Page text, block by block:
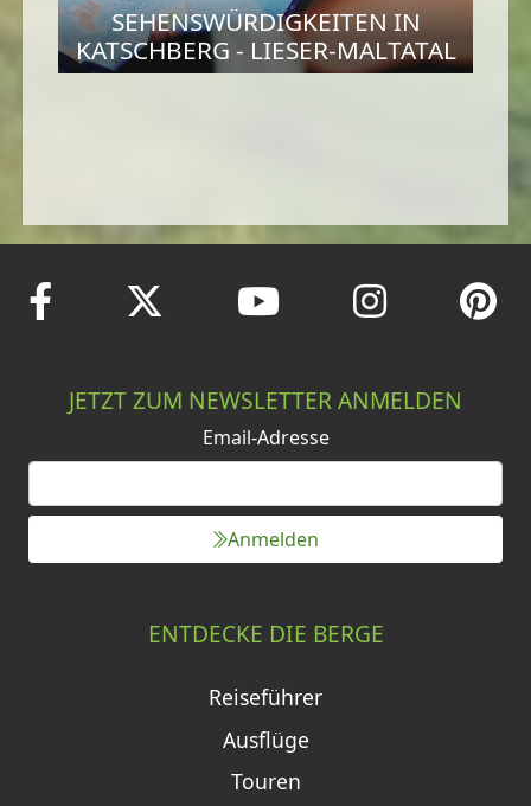
SEHENSWÜRDIGKEITEN IN
KATSCHBERG - LIESER-MALTATAL
JETZT ZUM NEWSLETTER ANMELDEN
Email-Adresse
Anmelden
ENTDECKE DIE BERGE
Reiseführer
Ausflüge
Touren